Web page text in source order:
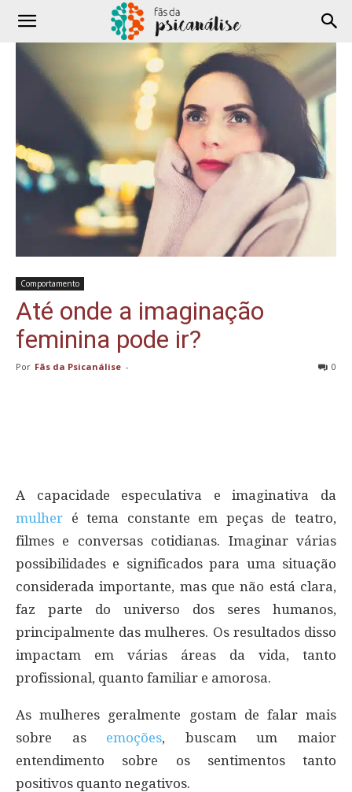
Comportamento
Até onde a imaginação
feminina pode ir?
Por Fãs da Psicanálise - 0
A capacidade especulativa e imaginativa da
mulher é tema constante em peças de teatro,
filmes e conversas cotidianas. Imaginar várias
possibilidades e significados para uma situação
considerada importante, mas que não está clara,
faz parte do universo dos seres humanos,
principalmente das mulheres. Os resultados disso
impactam em várias áreas da vida, tanto
profissional, quanto familiar e amorosa.
As mulheres geralmente gostam de falar mais
sobre as emoções, buscam um maior
entendimento sobre os sentimentos tanto
positivos quanto negativos.